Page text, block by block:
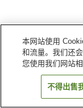
本网站使用
和流量。我们还
您使用我们网站相
不得出售